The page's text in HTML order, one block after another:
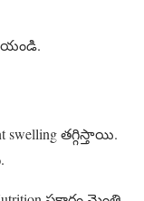
తగ్గిస్తాయి.